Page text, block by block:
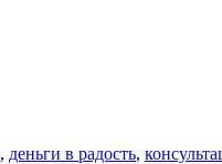
, деньги в радость,